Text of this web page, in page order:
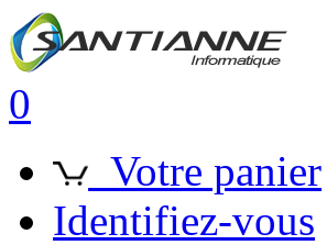
0
Votre panier
Identifiez-vous